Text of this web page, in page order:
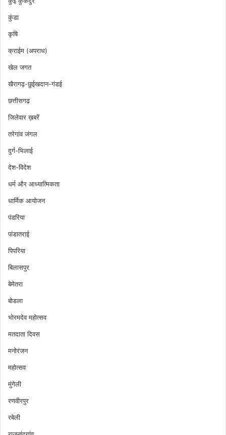
कुंडा
कृषि
क्राईम (अपराध)
खेल जगत
खैरागढ़-छुईखदान-गंडई
छत्तीसगढ़
जिलेवार ख़बरें
तरेगांव जंगल
दुर्ग-भिलाई
देश-विदेश
धर्म और आध्यात्मिकता
धार्मिक आयोजन
पंडरिया
पांडातराई
पिपरिया
बिलासपुर
बेमेतरा
बोडला
भोरमदेव महोत्सव
मतदाता दिवस
मनोरंजन
महोत्सव
मुंगेली
रणवीरपुर
रबेली